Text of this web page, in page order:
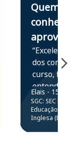
Quem
conhece,
aprova
“Excelente
dos
curso,
entender e
prática
resolução
questões.”
Elais - 15/07/
SGC: SEC BA
Educação
Inglesa (Edital